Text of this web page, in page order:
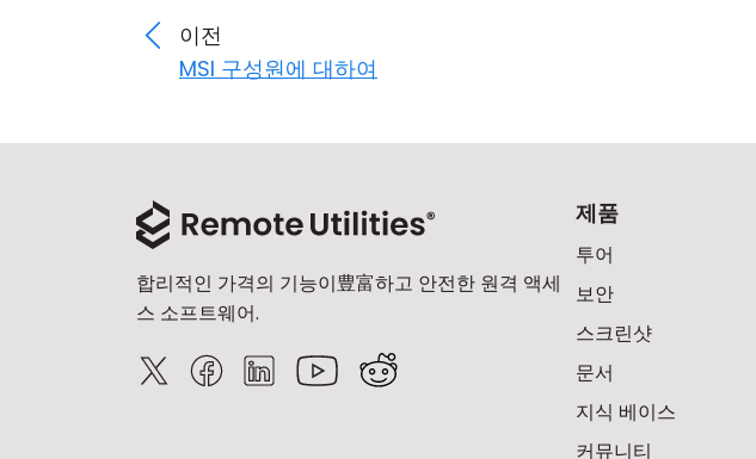
이전
MSI 구성원에 대하여
합리적인 가격의 기능이豊富하고 안전한 원격 액세
스 소프트웨어.
제품
투어
보안
스크린샷
문서
지식 베이스
커뮤니티